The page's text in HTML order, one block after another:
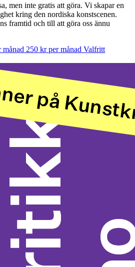
men inte gratis att göra. Vi skapar en
kring den nordiska konstscenen.
framtid och till att göra oss ännu
månad 250 kr per månad Valfritt